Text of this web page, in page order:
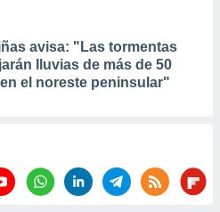
avisa: "Las tormentas
lluvias de más de 50
el noreste peninsular"